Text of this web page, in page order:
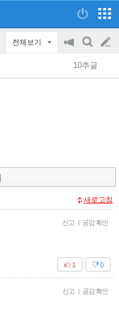
전체보기
공
지
on/off
검
색
글
쓰
10추글
새로고침
신고 | 공감 확인
0
1
신고 | 공감 확인